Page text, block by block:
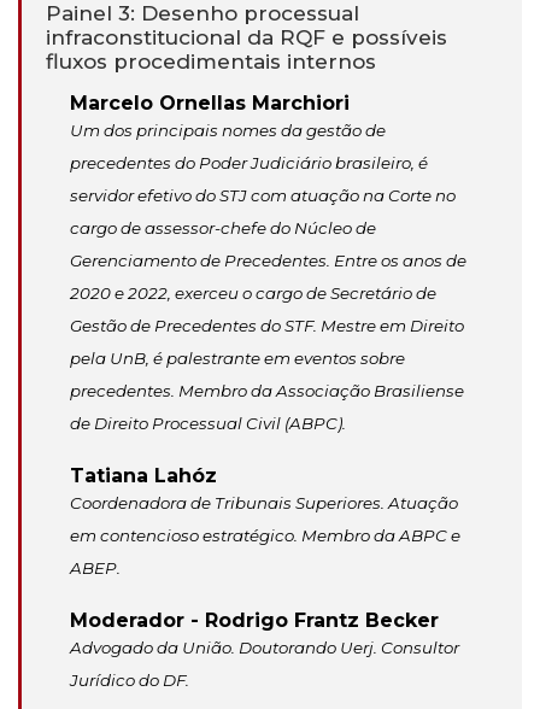
Painel 3: Desenho processual
infraconstitucional da RQF e possíveis
fluxos procedimentais internos
Marcelo Ornellas Marchiori
Um dos principais nomes da gestão de
precedentes do Poder Judiciário brasileiro, é
servidor efetivo do STJ com atuação na Corte no
cargo de assessor-chefe do Núcleo de
Gerenciamento de Precedentes. Entre os anos de
2020 e 2022, exerceu o cargo de Secretário de
Gestão de Precedentes do STF. Mestre em Direito
pela UnB, é palestrante em eventos sobre
precedentes. Membro da Associação Brasiliense
de Direito Processual Civil (ABPC).
Tatiana Lahóz
Coordenadora de Tribunais Superiores. Atuação
em contencioso estratégico. Membro da ABPC e
ABEP.
Moderador - Rodrigo Frantz Becker
Advogado da União. Doutorando Uerj. Consultor
Jurídico do DF.